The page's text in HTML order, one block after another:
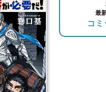
最
コ